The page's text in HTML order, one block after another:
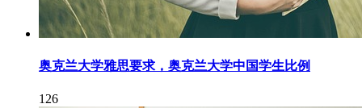
奥克兰大学雅思要求，奥克兰大学中国学生比例
126